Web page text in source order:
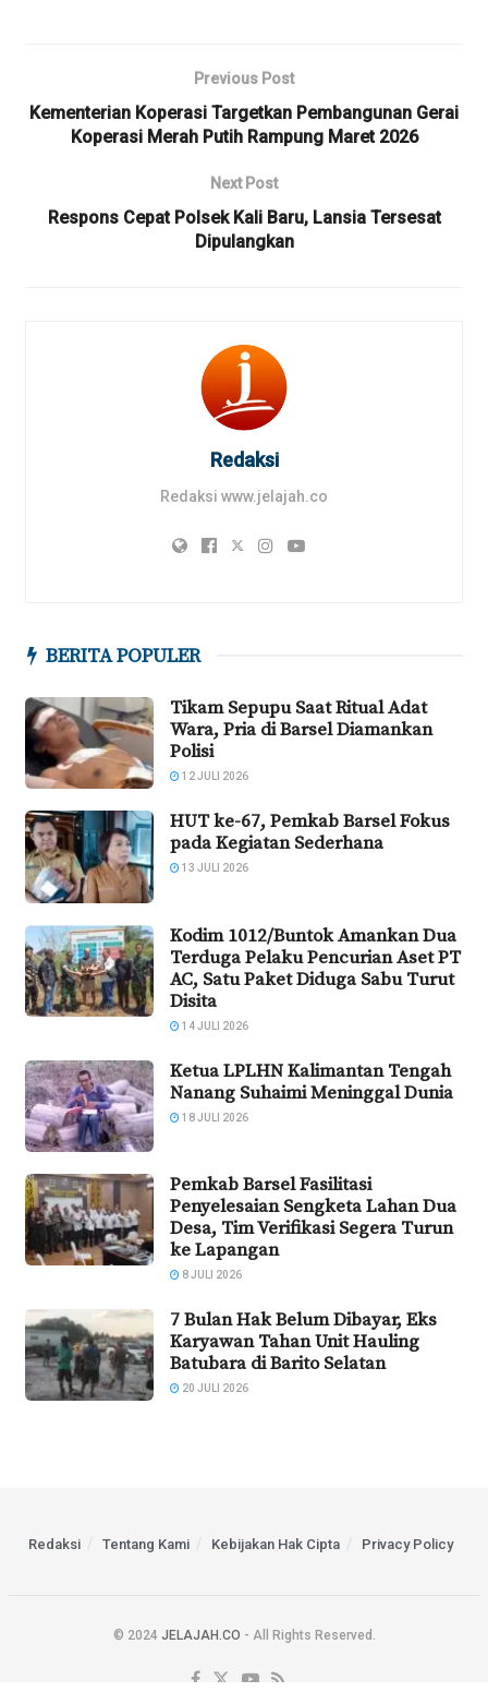
Previous Post
Kementerian Koperasi Targetkan Pembangunan Gerai
Koperasi Merah Putih Rampung Maret 2026
Next Post
Respons Cepat Polsek Kali Baru, Lansia Tersesat
Dipulangkan
Redaksi
Redaksi www.jelajah.co
BERITA POPULER
Tikam Sepupu Saat Ritual Adat
Wara, Pria di Barsel Diamankan
Polisi
12 JULI 2026
HUT ke-67, Pemkab Barsel Fokus
pada Kegiatan Sederhana
13 JULI 2026
Kodim 1012/Buntok Amankan Dua
Terduga Pelaku Pencurian Aset PT
AC, Satu Paket Diduga Sabu Turut
Disita
14 JULI 2026
Ketua LPLHN Kalimantan Tengah
Nanang Suhaimi Meninggal Dunia
18 JULI 2026
Pemkab Barsel Fasilitasi
Penyelesaian Sengketa Lahan Dua
Desa, Tim Verifikasi Segera Turun
ke Lapangan
8 JULI 2026
7 Bulan Hak Belum Dibayar, Eks
Karyawan Tahan Unit Hauling
Batubara di Barito Selatan
20 JULI 2026
Redaksi Tentang Kami Kebijakan Hak Cipta Privacy Policy
© 2024 JELAJAH.CO - All Rights Reserved.